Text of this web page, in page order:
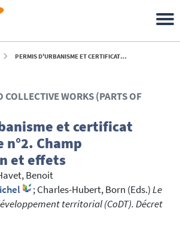
PERMIS D'URBANISME ET CERTIFICAT D'URBANISME N°2. CHAMP D'APPLICATION ET EFFETS - 2017
WORKS (PARTS OF
et certificat
Champ
et effets
Benoit
; Charles-Hubert, Born (Eds.)Le
territorial (CoDT). Décret